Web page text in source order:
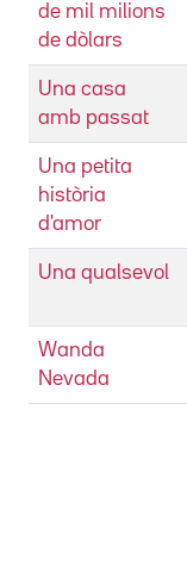
de mil milions
de dòlars
Una casa
amb passat
Una petita
història
d'amor
Una qualsevol
Wanda
Nevada